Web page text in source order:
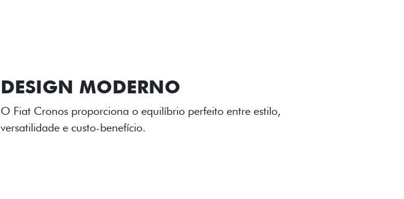
RODAS DE LIGA-LEVE
As rodas de liga leve com desenho dinâmico e acabamento
diamantado elevam o estilo do Fiat Cronos, trazendo mais